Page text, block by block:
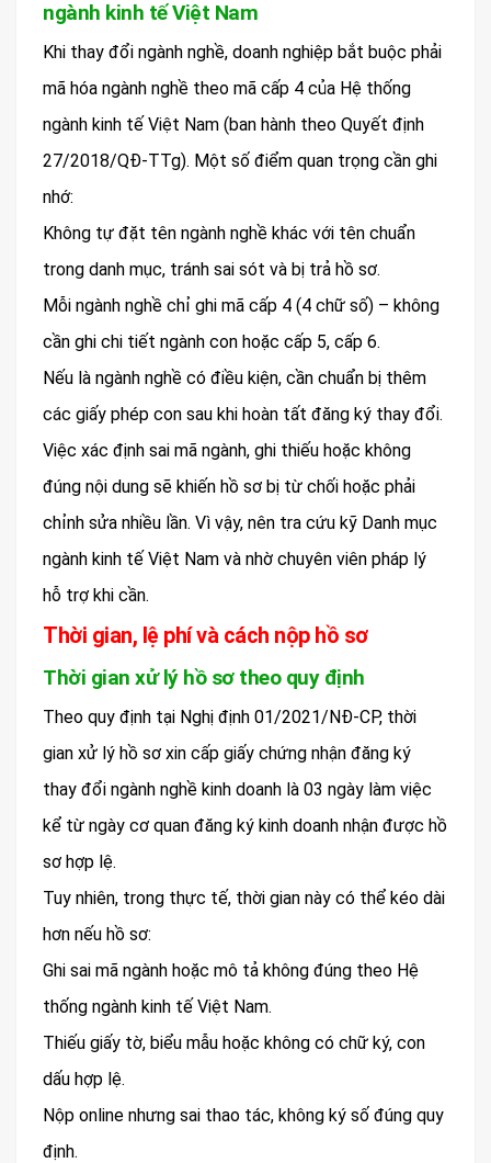
ngành kinh tế Việt Nam
Khi thay đổi ngành nghề, doanh nghiệp bắt buộc phải
mã hóa ngành nghề theo mã cấp 4 của Hệ thống
ngành kinh tế Việt Nam (ban hành theo Quyết định
27/2018/QĐ-TTg). Một số điểm quan trọng cần ghi
nhớ:
Không tự đặt tên ngành nghề khác với tên chuẩn
trong danh mục, tránh sai sót và bị trả hồ sơ.
Mỗi ngành nghề chỉ ghi mã cấp 4 (4 chữ số) – không
cần ghi chi tiết ngành con hoặc cấp 5, cấp 6.
Nếu là ngành nghề có điều kiện, cần chuẩn bị thêm
các giấy phép con sau khi hoàn tất đăng ký thay đổi.
Việc xác định sai mã ngành, ghi thiếu hoặc không
đúng nội dung sẽ khiến hồ sơ bị từ chối hoặc phải
chỉnh sửa nhiều lần. Vì vậy, nên tra cứu kỹ Danh mục
ngành kinh tế Việt Nam và nhờ chuyên viên pháp lý
hỗ trợ khi cần.
Thời gian, lệ phí và cách nộp hồ sơ
Thời gian xử lý hồ sơ theo quy định
Theo quy định tại Nghị định 01/2021/NĐ-CP, thời
gian xử lý hồ sơ xin cấp giấy chứng nhận đăng ký
thay đổi ngành nghề kinh doanh là 03 ngày làm việc
kể từ ngày cơ quan đăng ký kinh doanh nhận được hồ
sơ hợp lệ.
Tuy nhiên, trong thực tế, thời gian này có thể kéo dài
hơn nếu hồ sơ:
Ghi sai mã ngành hoặc mô tả không đúng theo Hệ
thống ngành kinh tế Việt Nam.
Thiếu giấy tờ, biểu mẫu hoặc không có chữ ký, con
dấu hợp lệ.
Nộp online nhưng sai thao tác, không ký số đúng quy
định.